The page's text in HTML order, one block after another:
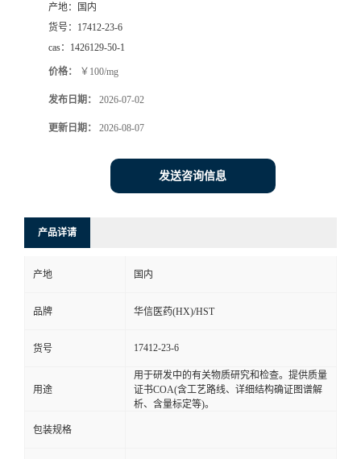
方
产地：
国内
货号： 17412-23-6
cas： 1426129-50-1
价格： ￥100/mg
发布日期： 2026-07-02
更新日期： 2026-08-07
发送咨询信息
产品详请
产地 国内
品牌 华信医药(HX)/HST
货号 17412-23-6
用途
用于研发中的有关物质研究和检查。提供质量
证书COA(含工艺路线、详细结构确证图谱解
析、含量标定等)。
包装规格